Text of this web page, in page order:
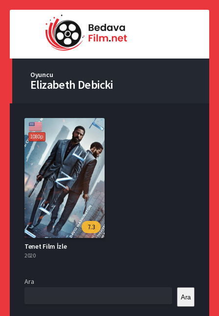
Oyuncu
Elizabeth Debicki
1080p
7.3
Tenet Film İzle
2020
Ara
Ara